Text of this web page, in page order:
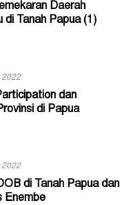
Daerah
Otonom Baru di Tanah Papua (1)
2022
dan
di Papua
2022
di Tanah Papua dan
Enembe